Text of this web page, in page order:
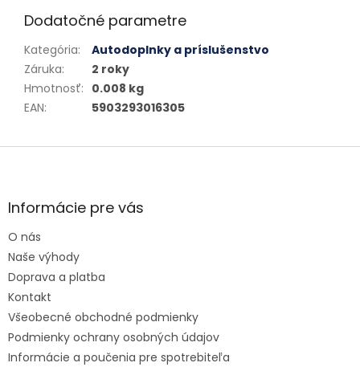
Dodatočné parametre
Kategória:
Autodoplnky a príslušenstvo
Záruka:
2 roky
Hmotnosť: 0.008 kg
EAN: 5903293016305
Zápätie
Informácie pre vás
O nás
Naše výhody
Doprava a platba
Kontakt
Všeobecné obchodné podmienky
Podmienky ochrany osobných údajov
Informácie a poučenia pre spotrebiteľa